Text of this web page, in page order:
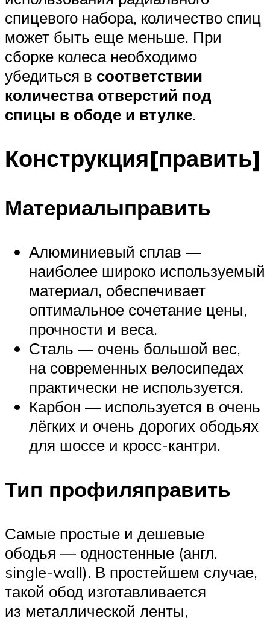
спицевого набора, количество спиц
может быть еще меньше. При
сборке колеса необходимо
убедиться в соответствии
количества отверстий под
спицы в ободе и втулке.
Конструкция[править]
Материалыправить
Алюминиевый сплав —
наиболее широко используемый
материал, обеспечивает
оптимальное сочетание цены,
прочности и веса.
Сталь — очень большой вес,
на современных велосипедах
практически не используется.
Карбон — используется в очень
лёгких и очень дорогих ободьях
для шоссе и кросс-кантри.
Тип профиляправить
Самые простые и дешевые
ободья — одностенные (англ.
single-wall). В простейшем случае,
такой обод изготавливается
из металлической ленты,